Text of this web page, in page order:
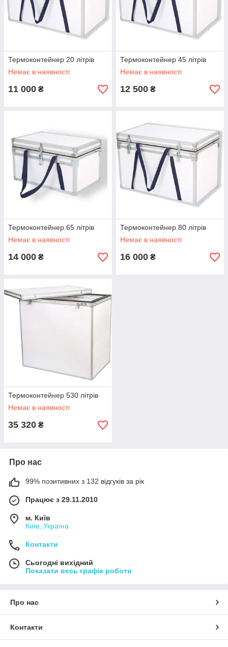
Термоконтейнер 20 літрів
Немає в наявності
11 000 ₴
Термоконтейнер 45 літрів
Немає в наявності
12 500 ₴
Термоконтейнер 65 літрів
Немає в наявності
14 000 ₴
Термоконтейнер 80 літрів
Немає в наявності
16 000 ₴
Термоконтейнер 530 літрів
Немає в наявності
35 320 ₴
Про нас
99% позитивних з 132 відгуків за рік
Працює з 29.11.2010
м. Київ
Київ, Україна
Контакти
Сьогодні вихідний
Показати весь графік роботи
Про нас
Контакти